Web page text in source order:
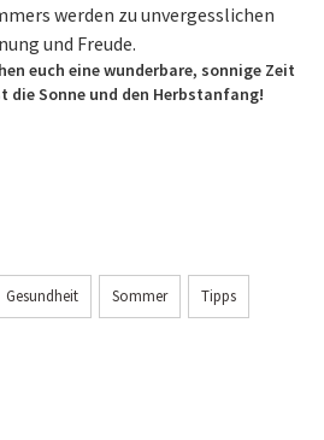
werden zu unvergesslichen
und Freude.
euch eine wunderbare, sonnige Zeit
die Sonne und den Herbstanfang!
Gesundheit Sommer Tipps